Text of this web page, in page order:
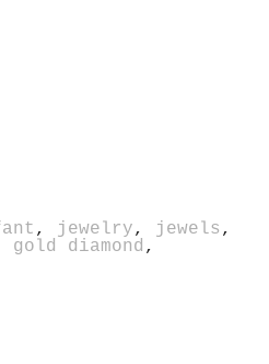
, jewelry, jewels ,
gold diamond ,